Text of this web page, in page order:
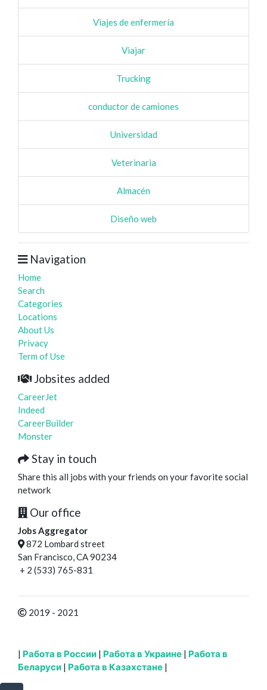
Viajes de enfermería
Viajar
Trucking
conductor de camiones
Universidad
Veterinaria
Almacén
Diseño web
Navigation
Home
Search
Categories
Locations
About Us
Privacy
Term of Use
Jobsites added
CareerJet
Indeed
CareerBuilder
Monster
Stay in touch
Share this all jobs with your friends on your favorite social
network
Our office
Jobs Aggregator
872 Lombard street
San Francisco, CA 90234
+ 2 (533) 765-831
2019 - 2021
| Работа в России | Работа в Украине | Работа в
Беларуси | Работа в Казахстане |